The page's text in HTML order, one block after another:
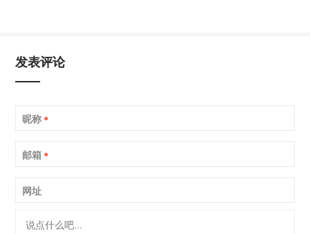
发表评论
昵称 *
邮箱 *
网址